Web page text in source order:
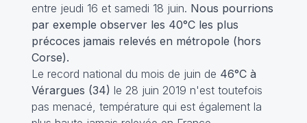
entre jeudi 16 et samedi 18 juin. Nous pourrions
par exemple observer les 40°C les plus
précoces jamais relevés en métropole (hors
Corse).
Le record national du mois de juin de 46°C à
Vérargues (34) le 28 juin 2019 n'est toutefois
pas menacé, température qui est également la